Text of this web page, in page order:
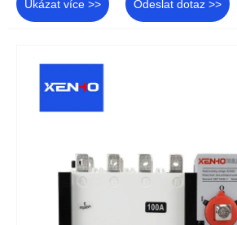
Ukázat více >> Odeslat dotaz >>